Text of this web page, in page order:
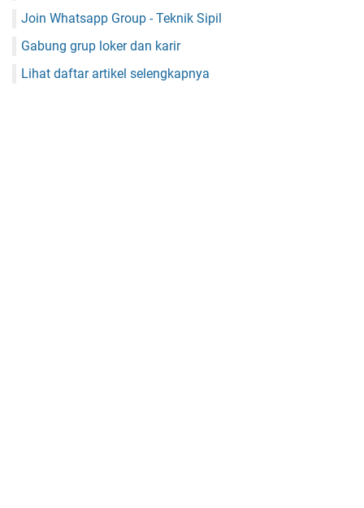
Join Whatsapp Group - Teknik Sipil
Gabung grup loker dan karir
Lihat daftar artikel selengkapnya